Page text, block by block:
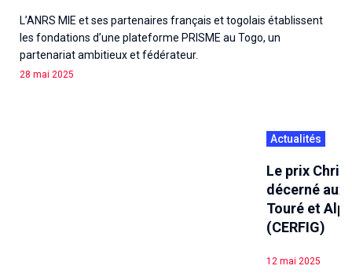
L’ANRS MIE et ses partenaires français et togolais établissent
les fondations d’une plateforme PRISME au Togo, un
partenariat ambitieux et fédérateur.
28 mai 2025
Actualités
Le prix
décerné aux
Touré et
(CERFIG)
12 mai 2025